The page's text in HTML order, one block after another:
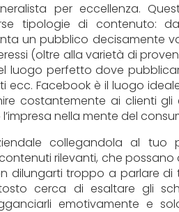
per eccellenza.
tipologie di contenuto:
un pubblico decisamente
(oltre alla varietà di
luogo perfetto dove
ecc. Facebook è il luogo
costantemente ai clienti gli
nella mente del
collegandola al tuo
rilevanti, che
dilungarti troppo a parlare
cerca di esaltare gli
emotivamente e